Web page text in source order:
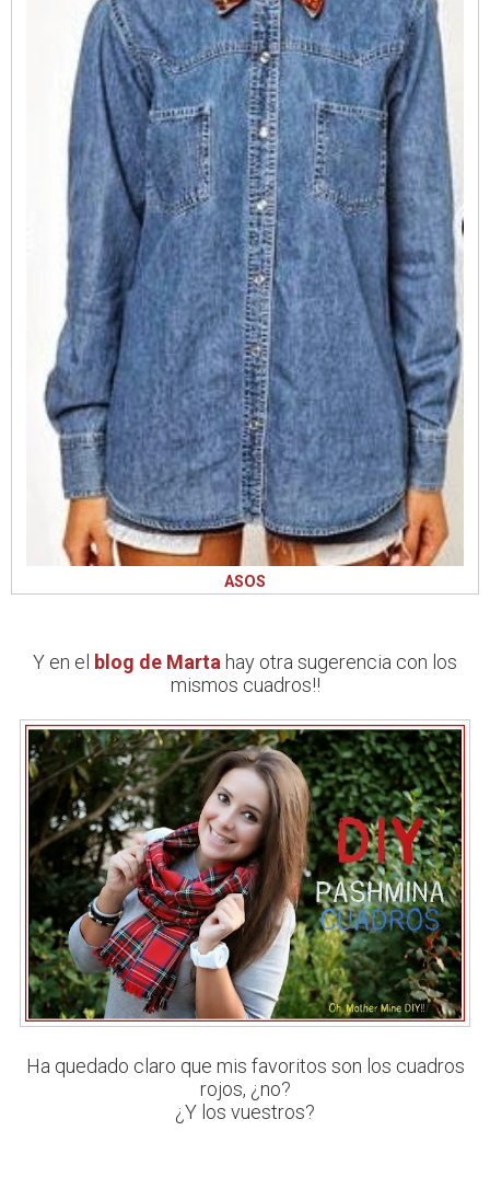
ASOS
Y en el blog de Marta hay otra sugerencia con los
mismos cuadros!!
Ha quedado claro que mis favoritos son los cuadros
rojos, ¿no?
¿Y los vuestros?